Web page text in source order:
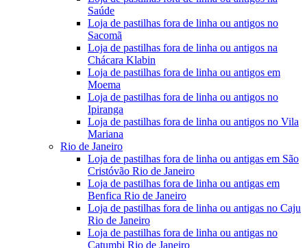
Saúde
Loja de pastilhas fora de linha ou antigos no
Sacomã
Loja de pastilhas fora de linha ou antigos na
Chácara Klabin
Loja de pastilhas fora de linha ou antigos em
Moema
Loja de pastilhas fora de linha ou antigos no
Ipiranga
Loja de pastilhas fora de linha ou antigos no Vila
Mariana
Rio de Janeiro
Loja de pastilhas fora de linha ou antigas em São
Cristóvão Rio de Janeiro
Loja de pastilhas fora de linha ou antigas em
Benfica Rio de Janeiro
Loja de pastilhas fora de linha ou antigas no Caju
Rio de Janeiro
Loja de pastilhas fora de linha ou antigas no
Catumbi Rio de Janeiro